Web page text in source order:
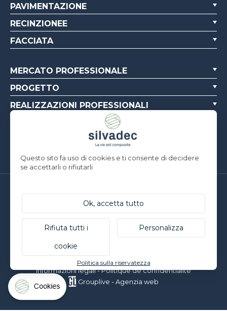
PAVIMENTAZIONE
RECINZIONEE
FACCIATA
MERCATO PROFESSIONALE
PROGETTO
REALIZZAZIONI PROFESSIONALI
Silvadec France
Parc d’Activités de l’Estuaire
F-56190 ARZAL | T. +33 (0)2 97 450 900
Silvadec Deutschland
Ludwig-Erhard-Straße 3
D-84069 Schierling | T. +49 9451 9443 500
© Silvadec - Tutti i diritti riservati - Foto non contrattuali
Informazioni legali-Politique de confidentialité
Grouplive - Agenzia web
Questo sito fa uso di cookies e ti consente di decidere
se accettarli o rifiutarli
Ok, accetta tutto
Rifiuta tutti i
cookie
Personalizza
Politica sulla riservatezza